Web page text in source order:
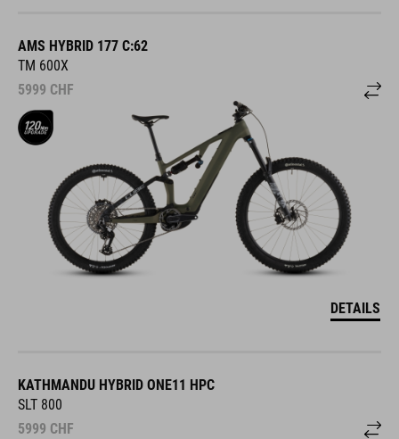
AMS HYBRID 177 C:62
TM 600X
5999 CHF
DETAILS
KATHMANDU HYBRID ONE11 HPC
SLT 800
5999 CHF